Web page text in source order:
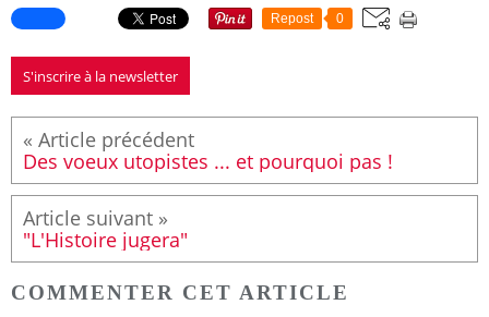
Repost 0
S'inscrire à la newsletter
Des voeux utopistes ... et pourquoi pas !
"L'Histoire jugera"
COMMENTER CET ARTICLE